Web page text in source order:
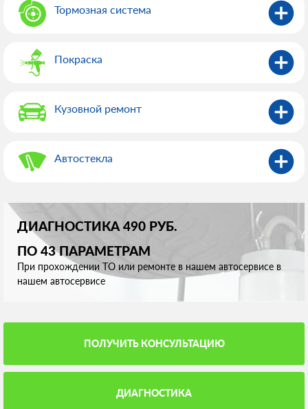
Тормозная система
Покраска
Кузовной ремонт
Автостекла
ДИАГНОСТИКА 490 РУБ.
ПО 43 ПАРАМЕТРАМ
При прохождении ТО или ремонте в нашем автосервисе в
нашем автосервисе
ПОЛУЧИТЬ КОНСУЛЬТАЦИЮ
ДИАГНОСТИКА